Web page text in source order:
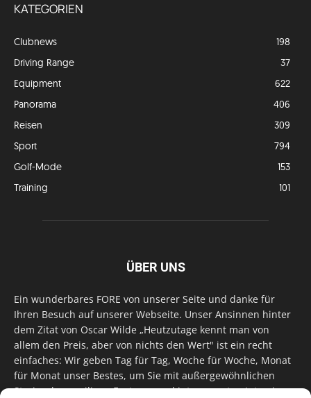
KATEGORIEN
Clubnews
198
Driving Range
37
Equipment
622
Panorama
406
Reisen
309
Sport
794
Golf-Mode
153
Training
101
ÜBER UNS
Ein wunderbares FORE von unserer Seite und danke für
Ihren Besuch auf unserer Webseite. Unser Ansinnen hinter
dem Zitat von Oscar Wilde „Heutzutage kennt man von
allem den Preis, aber von nichts den Wert" ist ein recht
einfaches: Wir geben Tag für Tag, Woche für Woche, Monat
für Monat unser Bestes, um Sie mit außergewöhnlichen
Stories, kurzweiligen Features und interessanten Interviews